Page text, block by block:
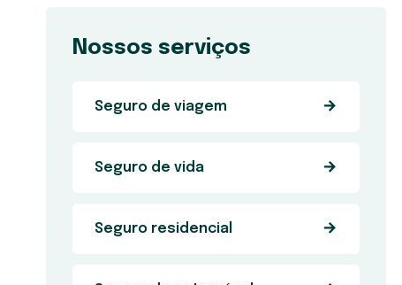
Nossos serviços
Seguro de viagem
Seguro de vida
Seguro residencial